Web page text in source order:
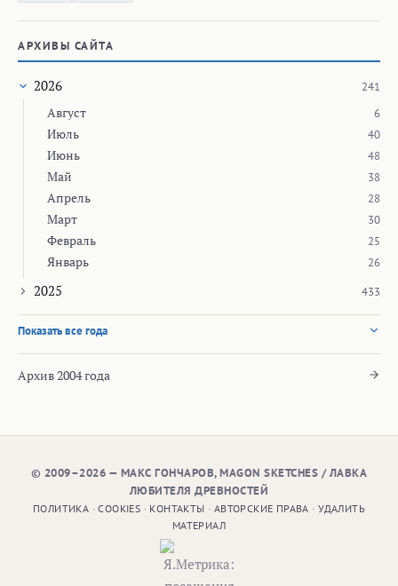
АРХИВЫ САЙТА
2026 241
Август 6
Июль 40
Июнь 48
Май 38
Апрель 28
Март 30
Февраль 25
Январь 26
2025 433
Показать все года
Архив 2004 года
© 2009–2026 — МАКС ГОНЧАРОВ, MAGON SKETCHES / ЛАВКА
ЛЮБИТЕЛЯ ДРЕВНОСТЕЙ
ПОЛИТИКА ·COOKIES · КОНТАКТЫ · АВТОРСКИЕ ПРАВА ·УДАЛИТЬ
МАТЕРИАЛ